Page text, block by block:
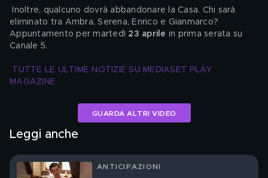
eliminato tra Ambra, Serena, Enrico e Gianmarco?
Appuntamento per martedì 23 aprile in prima serata su
Canale 5.
TUTTE LE ULTIME NOTIZIE SU MEDIASET PLAY
MAGAZINE
GUARDA ALTRI VIDEO
Leggi anche
ANTICIPAZIONI